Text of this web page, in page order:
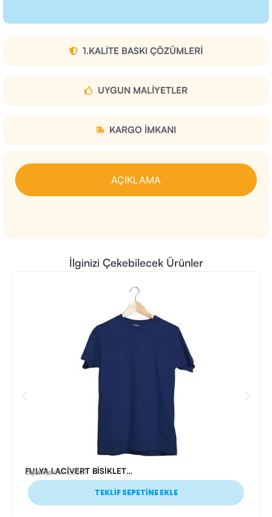
1.KALITE BASKI ÇÖZÜMLERI
UYGUN MALIYETLER
KARGO IMKANI
AÇIKLAMA
İlginizi Çekebilecek Ürünler
FULYA LACİVERT BİSİKLET YAKA TİŞÖRT XL
Ürün Kodu: 23321
Tişörtler
TEKLİF SEPETİNE EKLE